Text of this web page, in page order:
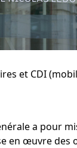
et CDI
a pour
en œuvre des